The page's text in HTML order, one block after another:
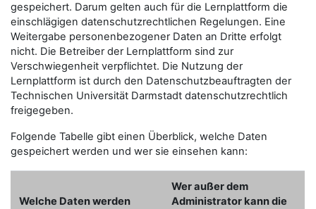
gespeichert. Darum gelten auch für die Lernplattform die
einschlägigen datenschutzrechtlichen Regelungen. Eine
Weitergabe personenbezogener Daten an Dritte erfolgt
nicht. Die Betreiber der Lernplattform sind zur
Verschwiegenheit verpflichtet. Die Nutzung der
Lernplattform ist durch den Datenschutzbeauftragten der
Technischen Universität Darmstadt datenschutzrechtlich
freigegeben.
Folgende Tabelle gibt einen Überblick, welche Daten
gespeichert werden und wer sie einsehen kann:
Welche Daten werden
Wer außer dem
Administrator kann die